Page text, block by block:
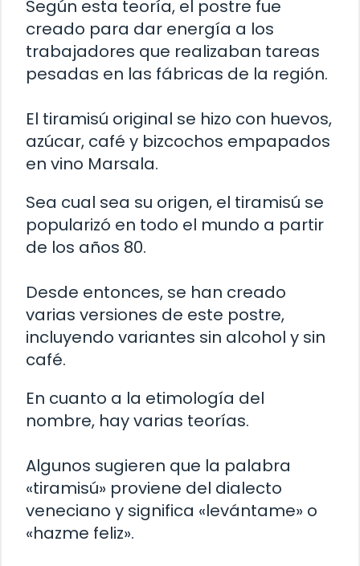
Según esta teoría, el postre fue
creado para dar energía a los
trabajadores que realizaban tareas
pesadas en las fábricas de la región.
El tiramisú original se hizo con huevos,
azúcar, café y bizcochos empapados
en vino Marsala.
Sea cual sea su origen, el tiramisú se
popularizó en todo el mundo a partir
de los años 80.
Desde entonces, se han creado
varias versiones de este postre,
incluyendo variantes sin alcohol y sin
café.
En cuanto a la etimología del
nombre, hay varias teorías.
Algunos sugieren que la palabra
«tiramisú» proviene del dialecto
veneciano y significa «levántame» o
«hazme feliz».